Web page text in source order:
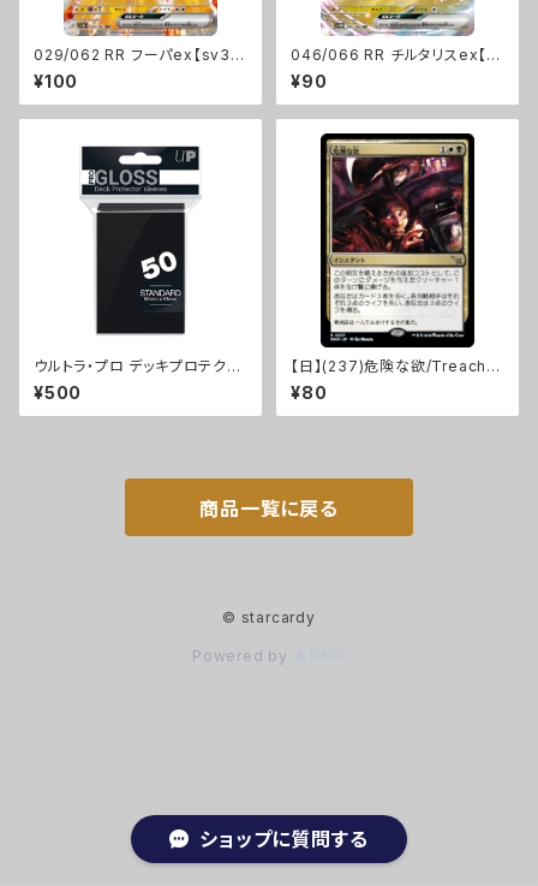
ショップに質問する
029/062 RR フーパex【sv3
a】Gレギュ
¥100
046/066 RR チルタリスex【s
v4M】Gレギュ
¥90
ウルトラ・プロ デッキプロテクタ
ー ソリッド スタンダードサイズ
¥500
【日】(237)危険な欲/Treacher
ous Greed [MKM]
¥80
商品一覧に戻る
© starcardy
Powered by